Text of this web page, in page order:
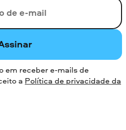
em receber e-mails de
a Política de privacidade da